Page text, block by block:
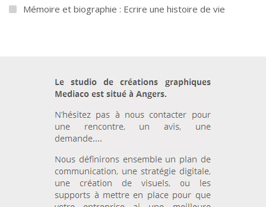
Mémoire et biographie : Ecrire une histoire de vie